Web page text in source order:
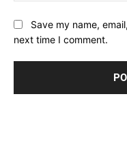
Save my name,
next time I comment.